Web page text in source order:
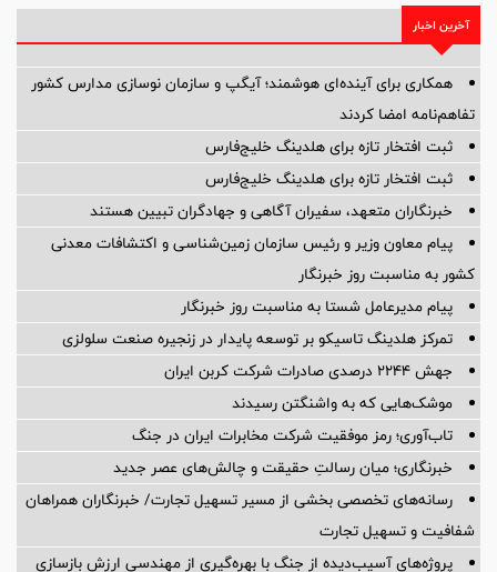
آخرین اخبار
همکاری برای آینده‌ای هوشمند؛ آیگپ و سازمان نوسازی مدارس کشور
تفاهم‌نامه امضا کردند
ثبت افتخار تازه برای هلدینگ خلیج‌فارس
ثبت افتخار تازه برای هلدینگ خلیج‌فارس
خبرنگاران متعهد، سفیران آگاهی و جهادگران تبیین هستند
پیام معاون وزیر و رئیس سازمان زمین‌شناسی و اکتشافات معدنی
کشور به مناسبت روز خبرنگار
پیام مدیرعامل شستا به مناسبت روز خبرنگار
تمرکز هلدینگ تاسیکو بر توسعه پایدار در زنجیره صنعت سلولزی
جهش ۲۲۴۴ درصدی صادرات شرکت کربن ایران
موشک‌هایی که به واشنگتن رسیدند
تاب‌آوری؛ رمز موفقیت شرکت مخابرات ایران در جنگ
خبرنگاری؛ میان رسالتِ حقیقت و چالش‌های عصر جدید
رسانه‌های تخصصی بخشی از مسیر تسهیل تجارت/ خبرنگاران همراهان
شفافیت و تسهیل تجارت
پروژه‌های آسیب‌دیده از جنگ با بهره‌گیری از مهندسی ارزش بازسازی